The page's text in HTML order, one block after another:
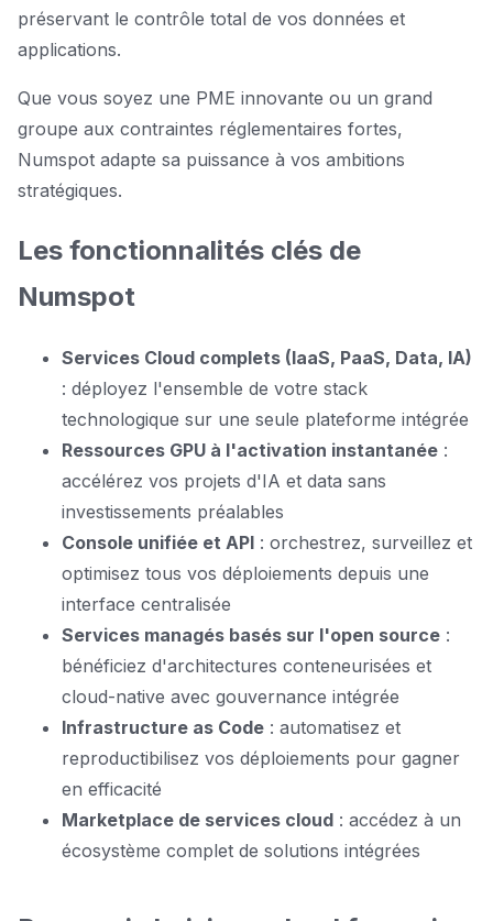
préservant le contrôle total de vos données et
applications.
Que vous soyez une PME innovante ou un grand
groupe aux contraintes réglementaires fortes,
Numspot adapte sa puissance à vos ambitions
stratégiques.
Les fonctionnalités clés de
Numspot
Services Cloud complets (IaaS, PaaS, Data, IA)
: déployez l'ensemble de votre stack
technologique sur une seule plateforme intégrée
Ressources GPU à l'activation instantanée :
accélérez vos projets d'IA et data sans
investissements préalables
Console unifiée et API : orchestrez, surveillez et
optimisez tous vos déploiements depuis une
interface centralisée
Services managés basés sur l'open source :
bénéficiez d'architectures conteneurisées et
cloud-native avec gouvernance intégrée
Infrastructure as Code : automatisez et
reproductibilisez vos déploiements pour gagner
en efficacité
Marketplace de services cloud : accédez à un
écosystème complet de solutions intégrées